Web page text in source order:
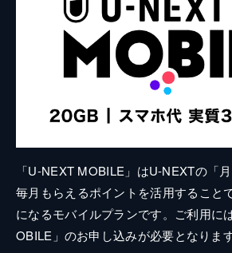
「U-NEXT MOBILE」はU-NEXTの「
毎月もらえるポイントを活用すること
になるモバイルプランです。ご利用に
OBILE」のお申し込みが必要となります